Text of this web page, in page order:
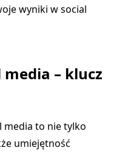
wyniki w social
– klucz
media to nie tylko
umiejętność